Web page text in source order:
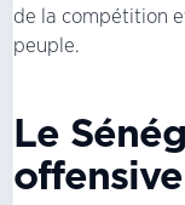
de la compétition
peuple.
Le